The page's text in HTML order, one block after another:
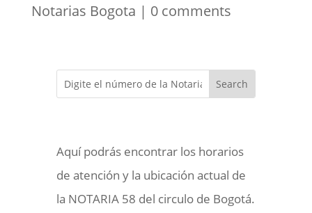
Notarias Bogota | 0 comments
Aquí podrás encontrar los horarios
de atención y la ubicación actual de
la NOTARIA 58 del circulo de Bogotá.